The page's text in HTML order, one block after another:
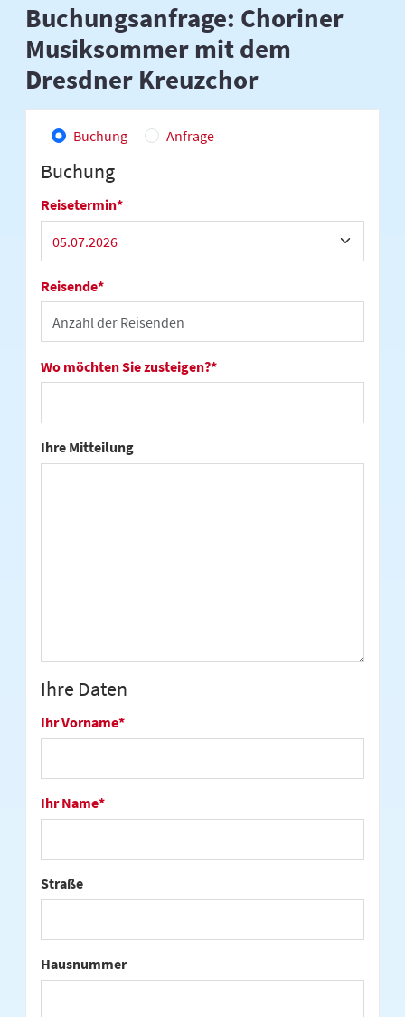
Buchungsanfrage: Choriner
Musiksommer mit dem
Dresdner Kreuzchor
Buchung Anfrage
Buchung
Reisetermin*
Reisende*
Wo möchten Sie zusteigen?*
Ihre Mitteilung
Ihre Daten
Ihr Vorname*
Ihr Name*
Straße
Hausnummer